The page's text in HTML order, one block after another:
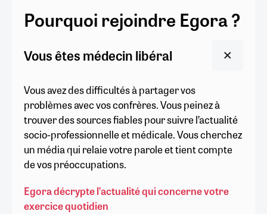
Pourquoi rejoindre Egora ?
Vous êtes médecin libéral
Vous avez des difficultés à partager vos
problèmes avec vos confrères. Vous peinez à
trouver des sources fiables pour suivre l’actualité
socio-professionnelle et médicale. Vous cherchez
un média qui relaie votre parole et tient compte
de vos préoccupations.
Egora décrypte l’actualité qui concerne votre
exercice quotidien